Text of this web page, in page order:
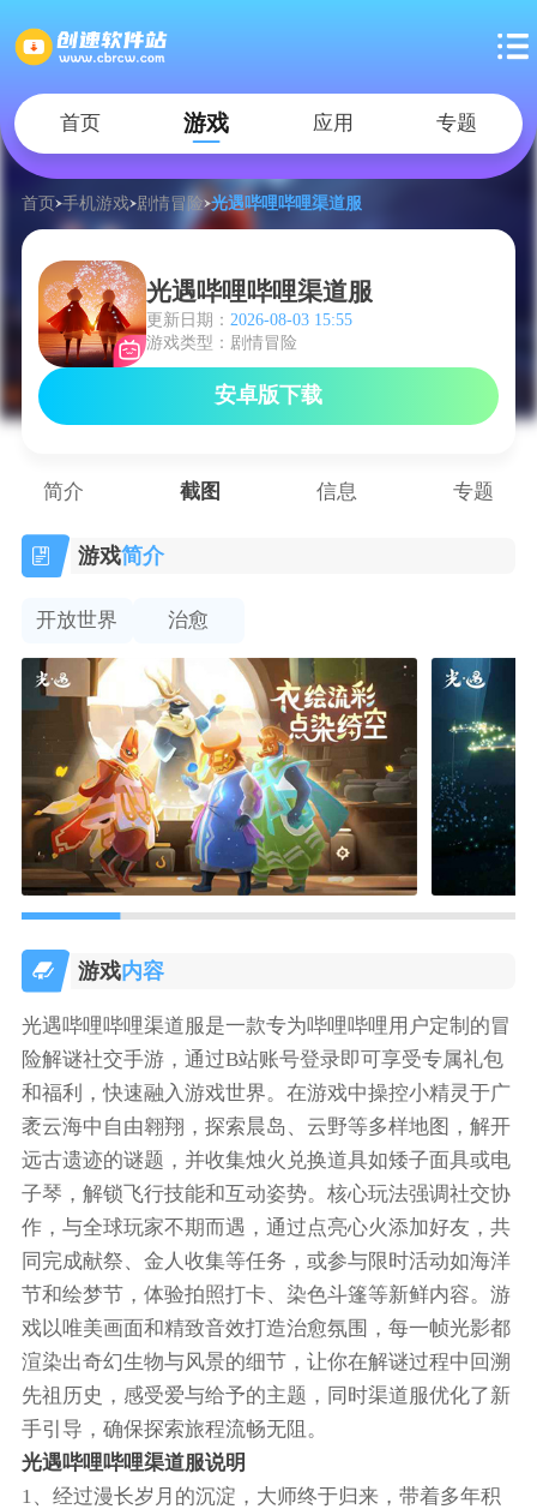
首页 游戏 应用 专题
首页 手机游戏 剧情冒险 光遇哔哩哔哩渠道服
光遇哔哩哔哩渠道服
更新日期： 2026-08-03 15:55
游戏类型：剧情冒险
安卓版下载
简介 截图 信息 专题
游戏简介
开放世界 治愈
游戏内容
光遇哔哩哔哩渠道服是一款专为哔哩哔哩用户定制的冒
险解谜社交手游，通过B站账号登录即可享受专属礼包
和福利，快速融入游戏世界。在游戏中操控小精灵于广
袤云海中自由翱翔，探索晨岛、云野等多样地图，解开
远古遗迹的谜题，并收集烛火兑换道具如矮子面具或电
子琴，解锁飞行技能和互动姿势。核心玩法强调社交协
作，与全球玩家不期而遇，通过点亮心火添加好友，共
同完成献祭、金人收集等任务，或参与限时活动如海洋
节和绘梦节，体验拍照打卡、染色斗篷等新鲜内容。游
戏以唯美画面和精致音效打造治愈氛围，每一帧光影都
渲染出奇幻生物与风景的细节，让你在解谜过程中回溯
先祖历史，感受爱与给予的主题，同时渠道服优化了新
手引导，确保探索旅程流畅无阻。
光遇哔哩哔哩渠道服说明
1、经过漫长岁月的沉淀，大师终于归来，带着多年积